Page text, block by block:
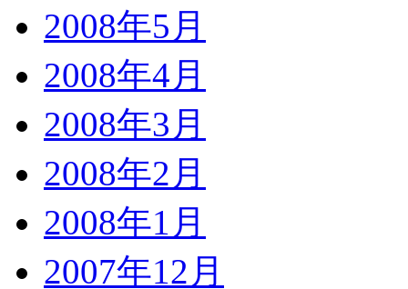
2008年5月
2008年4月
2008年3月
2008年2月
2008年1月
2007年12月